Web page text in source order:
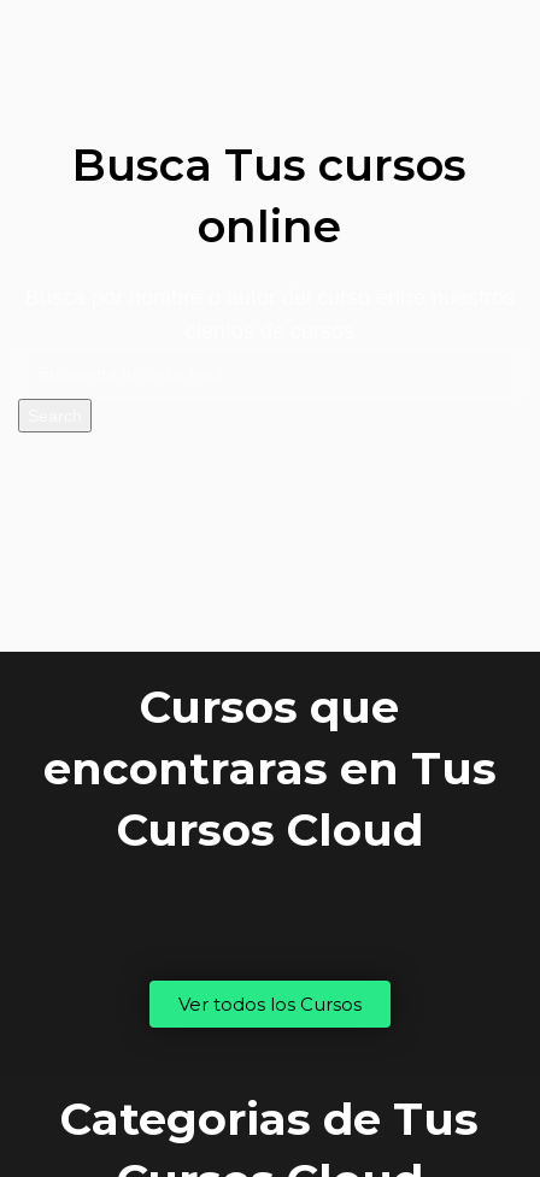
Busca Tus cursos
online
Cursos que
encontraras en Tus
Cursos Cloud
Ver todos los Cursos
Categorias de Tus